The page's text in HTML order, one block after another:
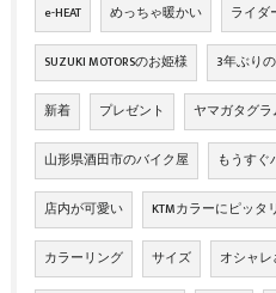
e-HEAT めっちゃ暖かい ライダ
SUZUKI MOTORSのお姫様 3年ぶり
新着 プレゼント ヤマガタグラ
山形県酒田市のバイク屋 もうすぐ
店内が可愛い KTMカラーにピッタリ
カラーリング サイズ オシャ